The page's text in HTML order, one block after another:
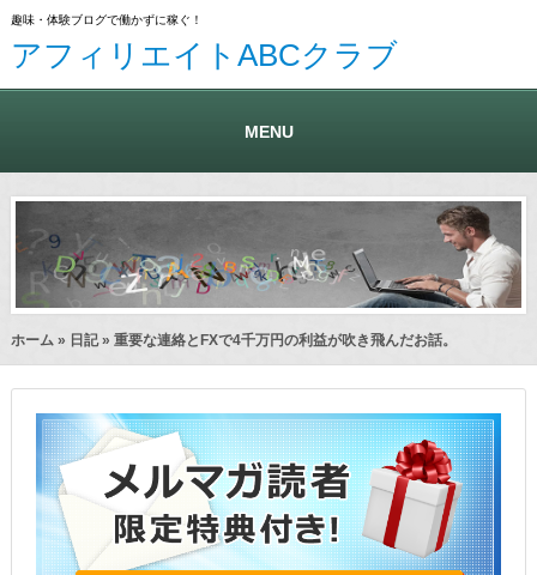
趣味・体験ブログで働かずに稼ぐ！
アフィリエイトABCクラブ
MENU
ホーム » 日記» 重要な連絡とFXで4千万円の利益が吹き飛んだお話。